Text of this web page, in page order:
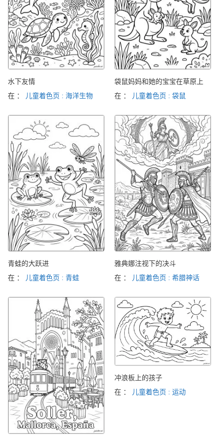
水下友情
在 ：
儿童着色页 : 海洋生物
袋鼠妈妈和她的宝宝在草原上
在 ：
儿童着色页 : 袋鼠
青蛙的大跃进
在 ：
儿童着色页 : 青蛙
雅典娜注视下的决斗
在 ：
儿童着色页 : 希腊神话
冲浪板上的孩子
在 ：
儿童着色页 : 运动